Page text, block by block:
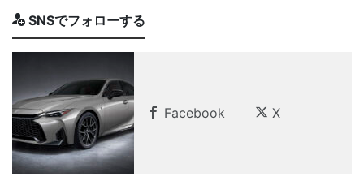
SNSでフォローする
Facebook X